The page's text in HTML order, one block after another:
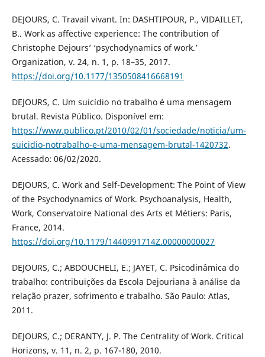
DEJOURS, C. Travail vivant. In: DASHTIPOUR, P., VIDAILLET,
B.. Work as affective experience: The contribution of
Christophe Dejours’ ‘psychodynamics of work.’
Organization, v. 24, n. 1, p. 18–35, 2017.
https://doi.org/10.1177/1350508416668191
DEJOURS, C. Um suicídio no trabalho é uma mensagem
brutal. Revista Público. Disponível em:
https://www.publico.pt/2010/02/01/sociedade/noticia/um-
suicidio-notrabalho-e-uma-mensagem-brutal-1420732.
Acessado: 06/02/2020.
DEJOURS, C. Work and Self-Development: The Point of View
of the Psychodynamics of Work. Psychoanalysis, Health,
Work, Conservatoire National des Arts et Métiers: Paris,
France, 2014.
https://doi.org/10.1179/1440991714Z.00000000027
DEJOURS, C.; ABDOUCHELI, E.; JAYET, C. Psicodinâmica do
trabalho: contribuições da Escola Dejouriana à análise da
relação prazer, sofrimento e trabalho. São Paulo: Atlas,
2011.
DEJOURS, C.; DERANTY, J. P. The Centrality of Work. Critical
Horizons, v. 11, n. 2, p. 167-180, 2010.